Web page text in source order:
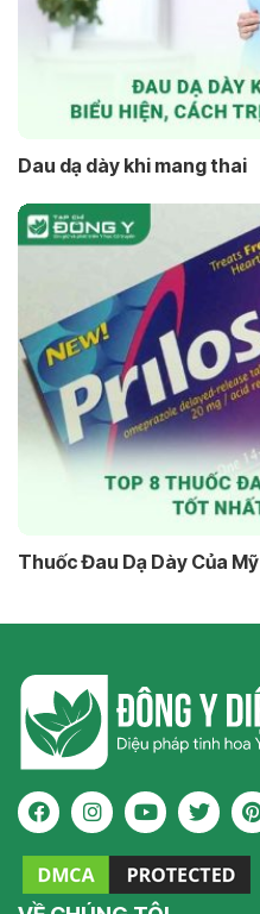
Dau dạ dày khi mang thai
Thuốc Đau Dạ Dày Của Mỹ